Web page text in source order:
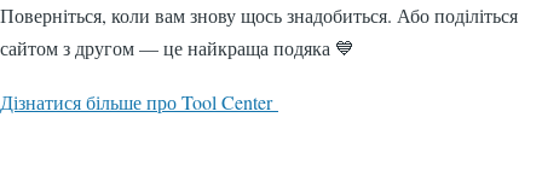
Поверніться, коли вам знову щось знадобиться. Або поділіться
сайтом з другом — це найкраща подяка 💙
Дізнатися більше про Tool Center